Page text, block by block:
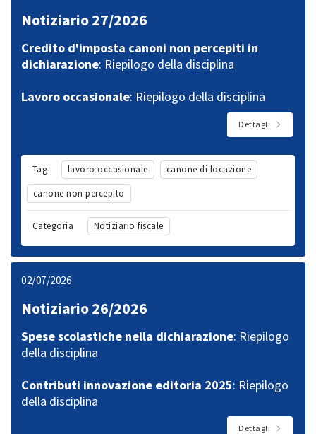
Notiziario 27/2026
Credito d'imposta canoni non percepiti in
dichiarazione: Riepilogo della disciplina
Lavoro occasionale: Riepilogo della disciplina
Dettagli
Tag lavoro occasionale
canone di locazione
canone non percepito
Categoria Notiziario fiscale
02/07/2026
Notiziario 26/2026
Spese scolastiche nella dichiarazione: Riepilogo
della disciplina
Contributi innovazione editoria 2025: Riepilogo
della disciplina
Dettagli